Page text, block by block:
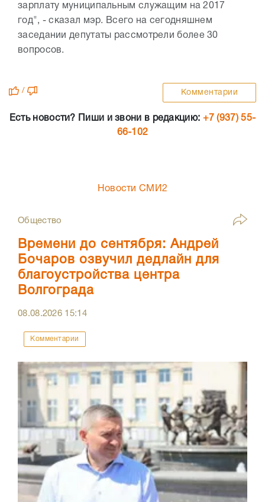
зарплату муниципальным служащим на 2017
год", - сказал мэр. Всего на сегодняшнем
заседании депутаты рассмотрели более 30
вопросов.
/ Комментарии
Есть новости? Пиши и звони в редакцию: +7 (937) 55-
66-102
Новости СМИ2
Общество
Времени до сентября: Андрей
Бочаров озвучил дедлайн для
благоустройства центра
Волгограда
08.08.2026 15:14
Комментарии